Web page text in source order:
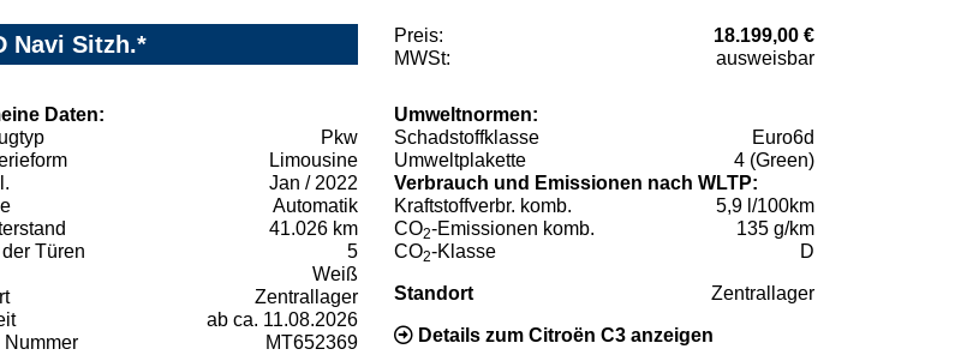
Navi Sitzh.* Preis:
18.199,00 €
MWSt:
ausweisbar
Daten:
Pkw
Limousine
Jan / 2022
Automatik
41.026 km
Türen
5
Weiß
Zentrallager
ab ca. 11.08.2026
Nummer
MT652369
Umweltnormen:
Schadstoffklasse
Euro6d
Umweltplakette
4 (Green)
Verbrauch und Emissionen nach WLTP:
Kraftstoffverbr. komb.
5,9 l/100km
CO2-Emissionen komb.
135 g/km
CO2-Klasse D
Standort Zentrallager
Details zum Citroën C3 anzeigen